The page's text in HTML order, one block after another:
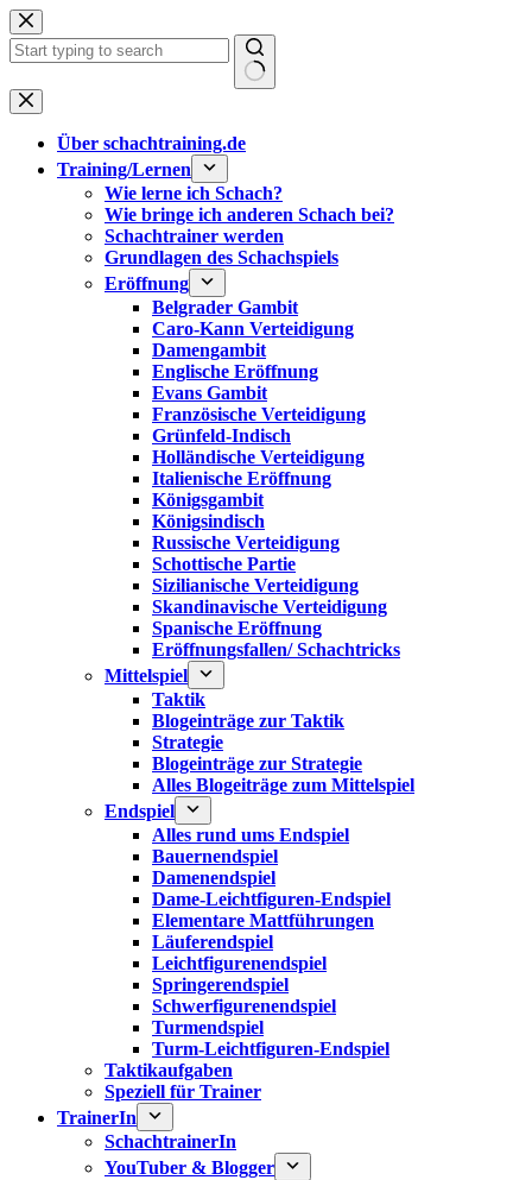
Zum
Inhalt
springen
Keine
Ergebnisse
Über schachtraining.de
Training/Lernen
Wie lerne ich Schach?
Wie bringe ich anderen Schach bei?
Schachtrainer werden
Grundlagen des Schachspiels
Eröffnung
Belgrader Gambit
Caro-Kann Verteidigung
Damengambit
Englische Eröffnung
Evans Gambit
Französische Verteidigung
Grünfeld-Indisch
Holländische Verteidigung
Italienische Eröffnung
Königsgambit
Königsindisch
Russische Verteidigung
Schottische Partie
Sizilianische Verteidigung
Skandinavische Verteidigung
Spanische Eröffnung
Eröffnungsfallen/ Schachtricks
Mittelspiel
Taktik
Blogeinträge zur Taktik
Strategie
Blogeinträge zur Strategie
Alles Blogeiträge zum Mittelspiel
Endspiel
Alles rund ums Endspiel
Bauernendspiel
Damenendspiel
Dame-Leichtfiguren-Endspiel
Elementare Mattführungen
Läuferendspiel
Leichtfigurenendspiel
Springerendspiel
Schwerfigurenendspiel
Turmendspiel
Turm-Leichtfiguren-Endspiel
Taktikaufgaben
Speziell für Trainer
TrainerIn
SchachtrainerIn
YouTuber & Blogger